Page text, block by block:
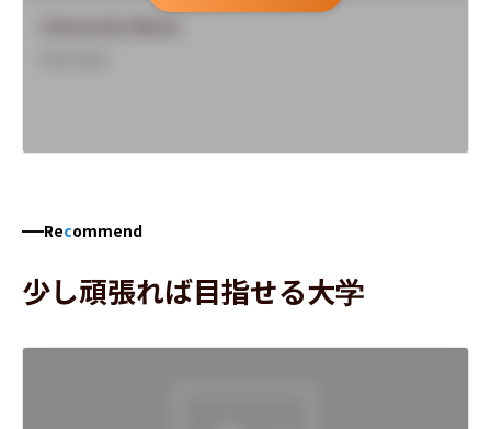
Recommend
少し頑張れば目指せる大学